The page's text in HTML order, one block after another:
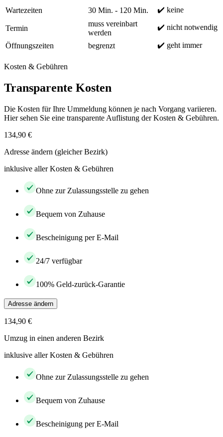
Wartezeiten
30 Min. - 120 Min. ✔️ keine
Termin
muss vereinbart
werden
✔️ nicht notwendig
Öffnungszeiten begrenzt ✔️ geht immer
Kosten & Gebühren
Transparente Kosten
Die Kosten für Ihre Ummeldung können je nach Vorgang variieren.
Hier sehen Sie eine transparente Auflistung der Kosten & Gebühren.
134,90 €
Adresse ändern (gleicher Bezirk)
inklusive aller Kosten & Gebühren
Ohne zur Zulassungsstelle zu gehen
Bequem von Zuhause
Bescheinigung per E-Mail
24/7 verfügbar
100% Geld-zurück-Garantie
Adresse ändern
134,90 €
Umzug in einen anderen Bezirk
inklusive aller Kosten & Gebühren
Ohne zur Zulassungsstelle zu gehen
Bequem von Zuhause
Bescheinigung per E-Mail